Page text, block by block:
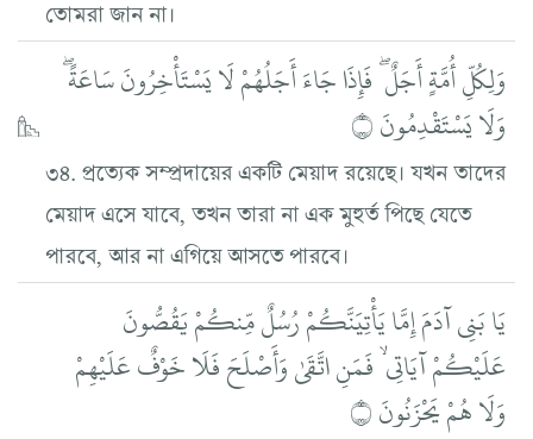
তোমরা জান না।
وَلِكُلِّ أُمَّةٍ أَجَلٌ ۖ فَإِذَا جَاءَ أَجَلُهُمْ لَا يَسْتَأْخِرُونَ سَاعَةً ۖ
وَلَا يَسْتَقْدِمُونَ ۝
৩৪. প্রত্যেক সম্প্রদায়ের একটি মেয়াদ রয়েছে। যখন তাদের
মেয়াদ এসে যাবে, তখন তারা না এক মুহুর্ত পিছে যেতে
পারবে, আর না এগিয়ে আসতে পারবে।
يَا بَنِي آدَمَ إِمَّا يَأْتِيَنَّكُمْ رُسُلٌ مِّنكُمْ يَقُصُّونَ
عَلَيْكُمْ آيَاتِي ۙ فَمَنِ اتَّقَىٰ وَأَصْلَحَ فَلَا خَوْفٌ عَلَيْهِمْ
وَلَا هُمْ يَحْزَنُونَ ۝